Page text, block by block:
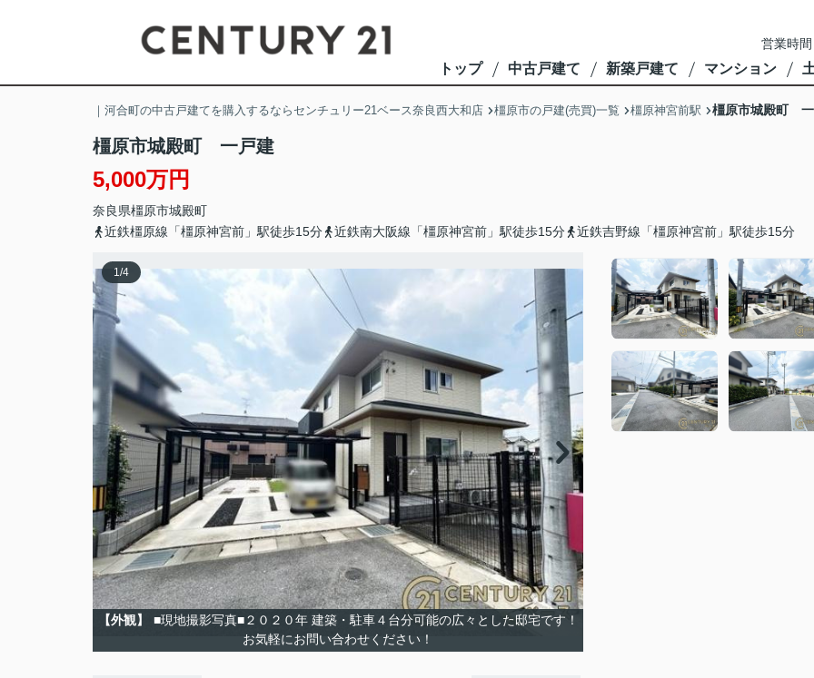
営業時
トップ 中古戸建て 新築戸建て マンション
｜河合町の中古戸建てを購入するならセンチュリー21ベース奈良西大和店 橿原市の戸建(売買)一覧 橿原神宮前駅 橿原市城殿町
橿原市城殿町 一戸建
5,000万円
奈良県橿原市城殿町
近鉄橿原線「橿原神宮前」駅徒歩15分
近鉄南大阪線「橿原神宮前」駅徒歩15分 近鉄吉野線「橿原神宮前」駅徒歩15分
1/4
【外観】
■現地撮影写真■２０２０年 建築・駐車４台分可能の広々とした邸宅です！
お気軽にお問い合わせください！